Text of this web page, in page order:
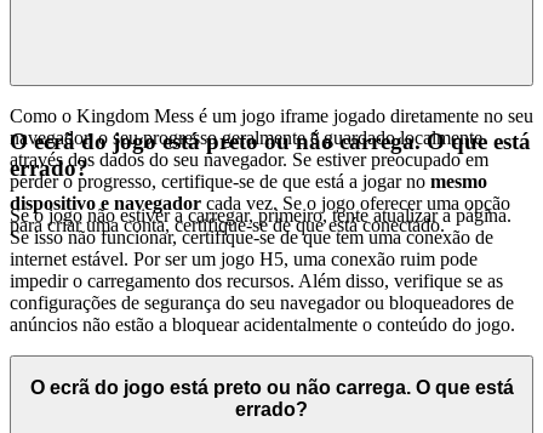
Como o Kingdom Mess é um jogo iframe jogado diretamente no seu
navegador, o seu progresso geralmente é guardado localmente
através dos dados do seu navegador. Se estiver preocupado em
perder o progresso, certifique-se de que está a jogar no mesmo
dispositivo e navegador cada vez. Se o jogo oferecer uma opção
para criar uma conta, certifique-se de que está conectado.
O ecrã do jogo está preto ou não carrega. O que está
errado?
Se o jogo não estiver a carregar, primeiro, tente atualizar a página.
Se isso não funcionar, certifique-se de que tem uma conexão de
internet estável. Por ser um jogo H5, uma conexão ruim pode
impedir o carregamento dos recursos. Além disso, verifique se as
configurações de segurança do seu navegador ou bloqueadores de
anúncios não estão a bloquear acidentalmente o conteúdo do jogo.
O ecrã do jogo está preto ou não carrega. O que está
errado?